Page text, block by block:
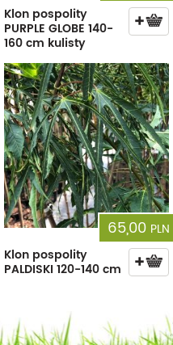
Klon pospolity
PURPLE GLOBE 140-
160 cm kulisty
65,00 PLN
Klon pospolity
PALDISKI 120-140 cm